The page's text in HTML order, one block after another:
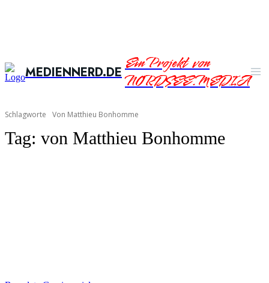
MEDIENNERD.DEEin Projekt von
NORDSEE.MEDIA
Schlagworte Von Matthieu Bonhomme
Tag: von Matthieu Bonhomme